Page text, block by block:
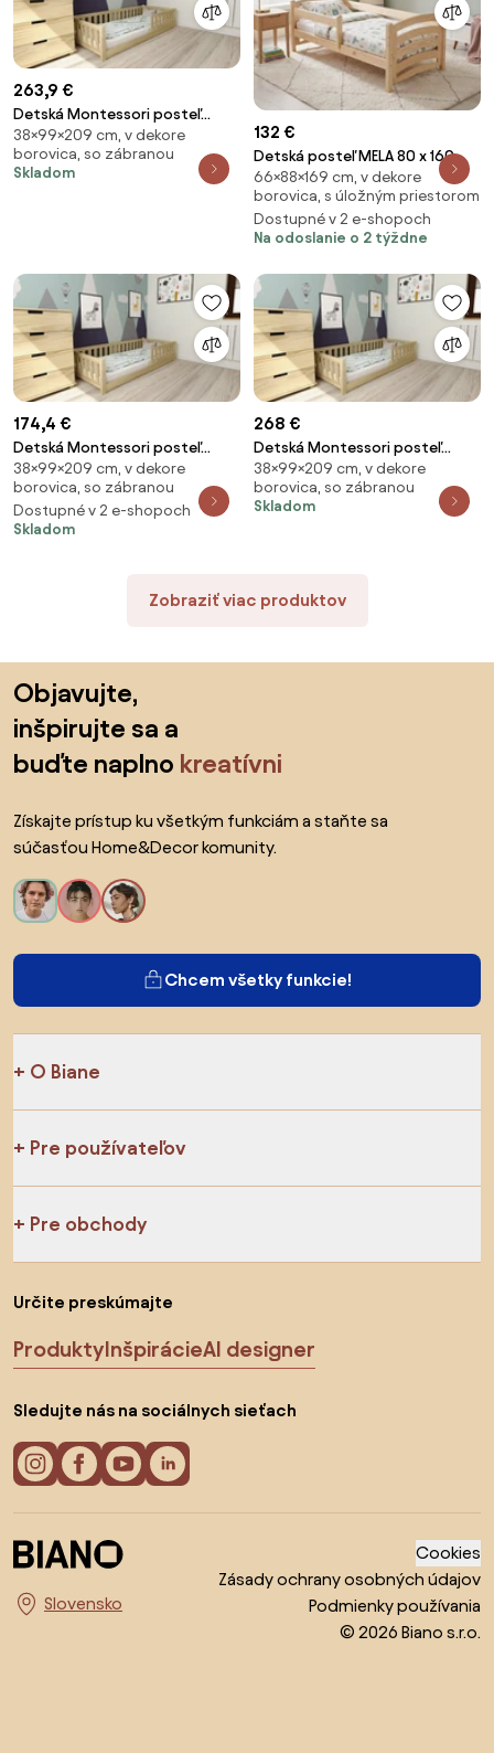
263,9 €
Detská Montessori posteľ
PINELO 90 x 200 cm, borovica
Rošt: Bez roštu, Matrac:
Matrac Coco Maxi 20 cm
38×99×209 cm, v dekore
borovica, so zábranou
Skladom
132 €
Detská posteľ MELA 80 x 160
cm, borovica Rošt: Bez roštu,
Matrac: Bez matraca
66×88×169 cm, v dekore
borovica, s úložným priestorom
Dostupné v 2 e-shopoch
Na odoslanie o 2 týždne
174,4 €
Detská Montessori posteľ
PINELO 90 x 200 cm, borovica
Rošt: S latkovým roštom,
Matrac: Bez matraca
38×99×209 cm, v dekore
borovica, so zábranou
Dostupné v 2 e-shopoch
Skladom
268 €
Detská Montessori posteľ
PINELO 90 x 200 cm, borovica
Rošt: S lamelovým roštom,
Matrac: Matrac SOMNIA 18 cm
38×99×209 cm, v dekore
borovica, so zábranou
Skladom
Zobraziť viac produktov
Objavujte,
inšpirujte sa a
buďte naplno kreatívni
Získajte prístup ku všetkým funkciám a staňte sa
súčasťou Home&Decor komunity.
Chcem všetky funkcie!
O Biane
Pre používateľov
Pre obchody
Určite preskúmajte
ProduktyInšpirácieAI designer
Sledujte nás na sociálnych sieťach
Vyberte krajinu
Cookies
Zásady ochrany osobných údajov
Podmienky používania
© 2026 Biano s.r.o.